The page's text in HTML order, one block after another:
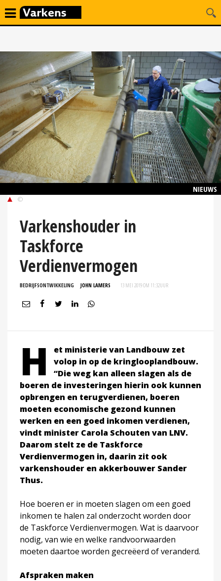
NIEUWS
©
Varkenshouder in
Taskforce
Verdienvermogen
BEDRIJFSONTWIKKELING JOHN LAMERS 13 MEI 2019 OM 11:32UUR
H
et ministerie van Landbouw zet
volop in op de kringlooplandbouw.
“Die weg kan alleen slagen als de
boeren de investeringen hierin ook kunnen
opbrengen en terugverdienen, boeren
moeten economische gezond kunnen
werken en een goed inkomen verdienen,
vindt minister Carola Schouten van LNV.
Daarom stelt ze de Taskforce
Verdienvermogen in, daarin zit ook
varkenshouder en akkerbouwer Sander
Thus.
Hoe boeren er in moeten slagen om een goed
inkomen te halen zal onderzocht worden door
de Taskforce Verdienvermogen. Wat is daarvoor
nodig, van wie en welke randvoorwaarden
moeten daartoe worden gecreëerd of veranderd.
Afspraken maken